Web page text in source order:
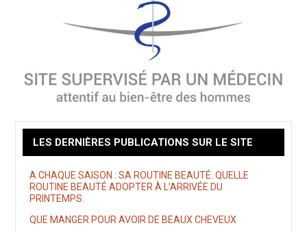
LES DERNIÈRES PUBLICATIONS SUR LE SITE
A CHAQUE SAISON : SA ROUTINE BEAUTÉ. QUELLE
ROUTINE BEAUTÉ ADOPTER À L’ARRIVÉE DU
PRINTEMPS.
QUE MANGER POUR AVOIR DE BEAUX CHEVEUX